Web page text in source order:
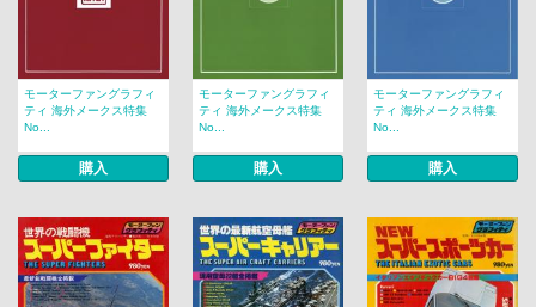
モーターファングラフィ
ティ 海外メークス特集
No...
購入
モーターファングラフィ
ティ 海外メークス特集
No...
購入
モーターファングラフィ
ティ 海外メークス特集
No...
購入